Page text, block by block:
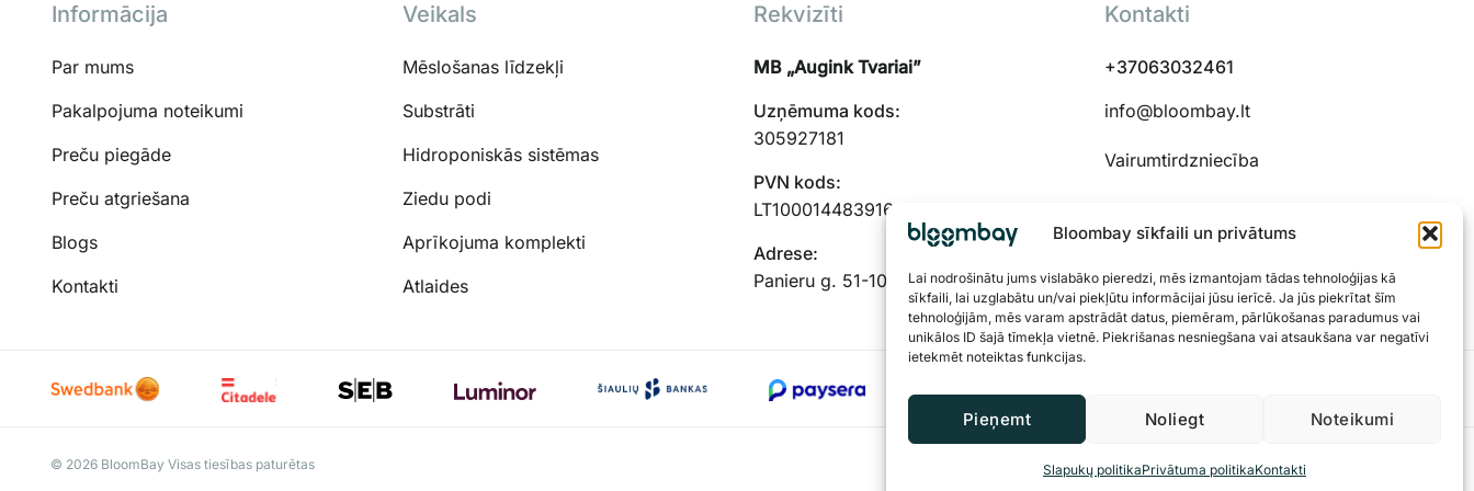
Bloombay sīkfaili un privātums
Lai nodrošinātu jums vislabāko pieredzi, mēs izmantojam tādas tehnoloģijas kā
sīkfaili, lai uzglabātu un/vai piekļūtu informācijai jūsu ierīcē. Ja jūs piekrītat šīm
tehnoloģijām, mēs varam apstrādāt datus, piemēram, pārlūkošanas paradumus vai
unikālos ID šajā tīmekļa vietnē. Piekrišanas nesniegšana vai atsaukšana var negatīvi
ietekmēt noteiktas funkcijas.
Pieņemt Noliegt Noteikumi
Slapukų politikaPrivātuma politikaKontakti
Informācija
Par mums
Pakalpojuma noteikumi
Preču piegāde
Preču atgriešana
Blogs
Kontakti
Veikals
Mēslošanas līdzekļi
Substrāti
Hidroponiskās sistēmas
Ziedu podi
Aprīkojuma komplekti
Atlaides
Rekvizīti
MB „Augink Tvariai”
Uzņēmuma kods:
305927181
PVN kods:
LT100014483916
Adrese:
Panieru g. 51-103, Kauņas, 48334
Kontakti
+37063032461
info@bloombay.lt
Vairumtirdzniecība
© 2026 BloomBay Visas tiesības paturētas Privātuma politika